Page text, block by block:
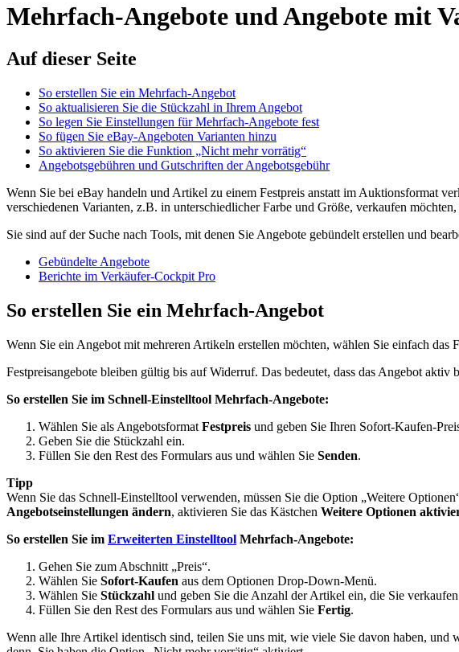
Mehrfach-Angebote und Angebote mit
Auf dieser Seite
So erstellen Sie ein Mehrfach-Angebot
So aktualisieren Sie die Stückzahl in Ihrem Angebot
So legen Sie Einstellungen für Mehrfach-Angebote fest
So fügen Sie eBay-Angeboten Varianten hinzu
So aktivieren Sie die Funktion „Nicht mehr vorrätig“
Angebotsgebühren und Gutschriften der Angebotsgebühr
Wenn Sie bei eBay handeln und Artikel zu einem Festpreis anstatt im Auktionsformat
verschiedenen Varianten, z.B. in unterschiedlicher Farbe und Größe, verkaufen
Sie sind auf der Suche nach Tools, mit denen Sie Angebote gebündelt erstellen und
Gebündelte Angebote
Berichte im Verkäufer-Cockpit Pro
So erstellen Sie ein Mehrfach-Angebot
Wenn Sie ein Angebot mit mehreren Artikeln erstellen möchten, wählen Sie einfach das
Festpreisangebote bleiben gültig bis auf Widerruf. Das bedeutet, dass das Angebot
So erstellen Sie im Schnell-Einstelltool Mehrfach-Angebote:
Wählen Sie als Angebotsformat Festpreis und geben Sie Ihren Sofort-Kaufen-
Geben Sie die Stückzahl ein.
Füllen Sie den Rest des Formulars aus und wählen Sie Senden.
Tipp
Wenn Sie das Schnell-Einstelltool verwenden, müssen Sie die Option „Weitere
Angebotseinstellungen ändern, aktivieren Sie das Kästchen Weitere Optionen
So erstellen Sie im Erweiterten Einstelltool Mehrfach-Angebote:
Gehen Sie zum Abschnitt „Preis“.
Wählen Sie Sofort-Kaufen aus dem Optionen Drop-Down-Menü.
Wählen Sie Stückzahl und geben Sie die Anzahl der Artikel ein, die Sie
Füllen Sie den Rest des Formulars aus und wählen Sie Fertig.
Wenn alle Ihre Artikel identisch sind, teilen Sie uns mit, wie viele Sie davon haben,